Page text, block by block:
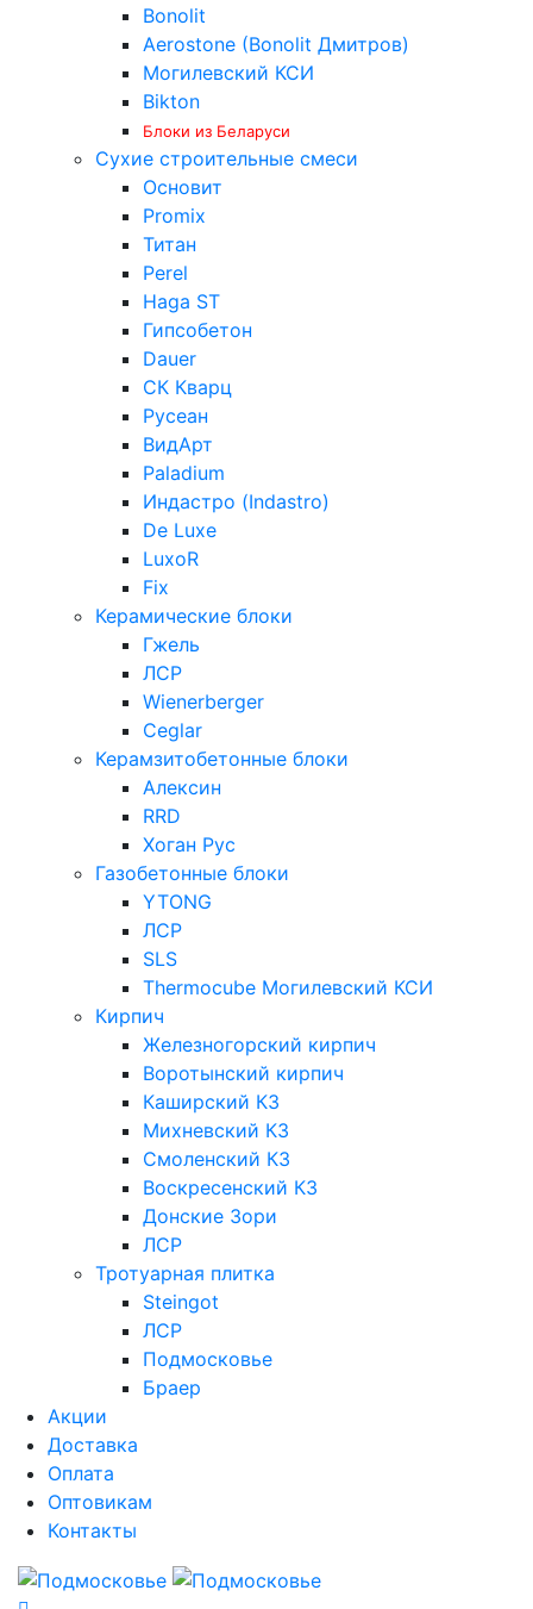
Bonolit
Aerostone (Bonolit Дмитров)
Могилевский КСИ
Bikton
Блоки из Беларуси
Сухие строительные смеси
Основит
Promix
Титан
Perel
Haga ST
Гипсобетон
Dauer
СК Кварц
Русеан
ВидАрт
Paladium
Индастро (Indastro)
De Luxe
LuxoR
Fix
Керамические блоки
Гжель
ЛСР
Wienerberger
Ceglar
Керамзитобетонные блоки
Алексин
RRD
Хоган Рус
Газобетонные блоки
YTONG
ЛСР
SLS
Thermocube Могилевский КСИ
Кирпич
Железногорский кирпич
Воротынский кирпич
Каширский КЗ
Михневский КЗ
Смоленский КЗ
Воскресенский КЗ
Донские Зори
ЛСР
Тротуарная плитка
Steingot
ЛСР
Подмосковье
Браер
Акции
Доставка
Оплата
Оптовикам
Контакты